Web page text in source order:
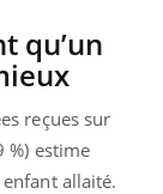
qu’un
reçues sur
%) estime
allaité.